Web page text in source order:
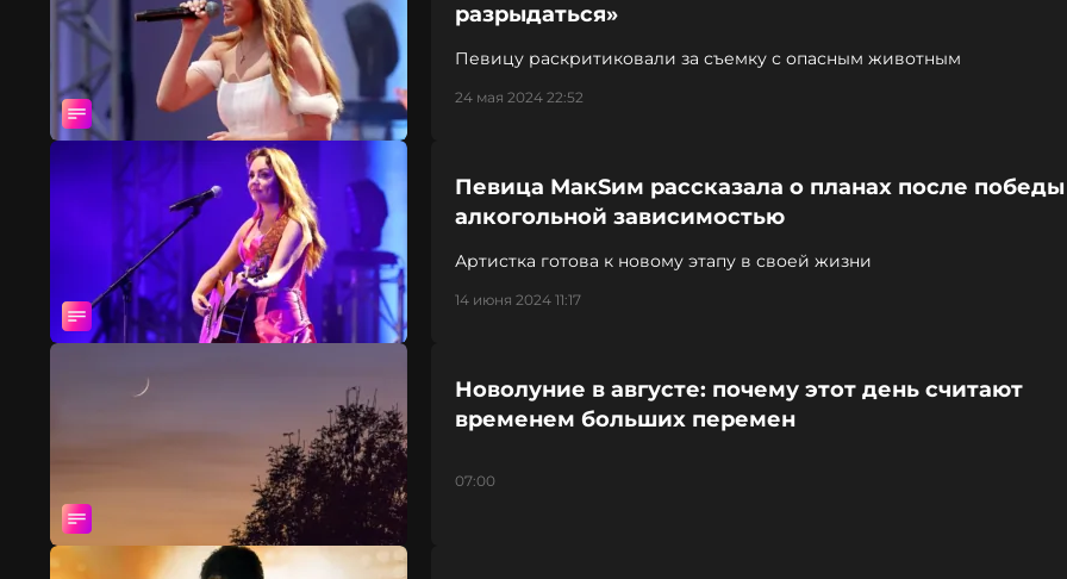
разрыдаться»
Певицу раскритиковали за съемку с опасным животным
24 мая 2024 22:52
Певица МакSим рассказала о планах после
алкогольной зависимостью
Артистка готова к новому этапу в своей жизни
14 июня 2024 11:17
Новолуние в августе: почему этот день считают
временем больших перемен
07:00